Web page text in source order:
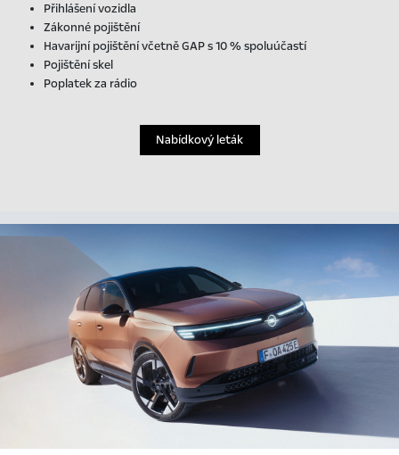
Přihlášení vozidla
Zákonné pojištění
Havarijní pojištění včetně GAP s 10 % spoluúčastí
Pojištění skel
Poplatek za rádio
Nabídkový leták